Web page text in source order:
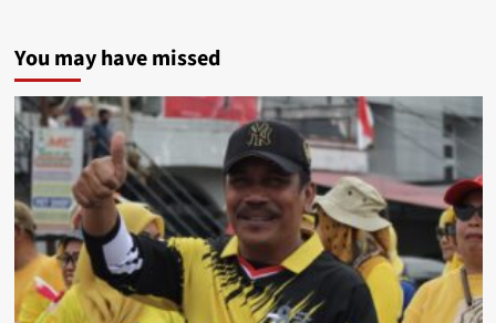
You may have missed